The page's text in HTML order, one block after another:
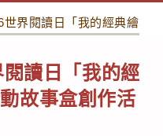
世界閱讀日「我的經典繪本
讀日「我的經
故事盒創作活